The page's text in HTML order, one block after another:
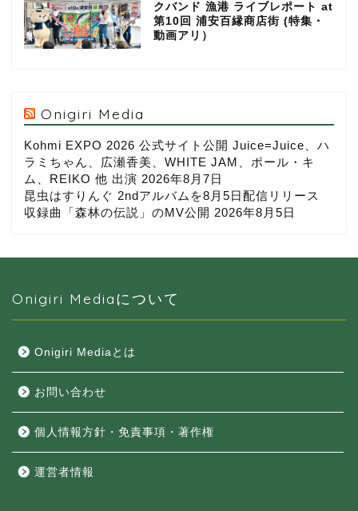
クバンド 漁港 ライブレポート at
第10回 浦安百縁商店街 (特集・
動画アリ）
Onigiri Media
Kohmi EXPO 2026 公式サイト公開 Juice=Juice、ハ
ラミちゃん、広瀬香美、WHITE JAM、ポール・キ
ム、REIKO 他 出演 2026年8月7日
昆虫はすりんぐ 2ndアルバムを8月5日配信リリース
収録曲「森林の伝説」のMV公開 2026年8月5日
Onigiri Mediaについて
Onigiri Mediaとは
お問い合わせ
個人情報方針・免責事項・著作権
運営者情報